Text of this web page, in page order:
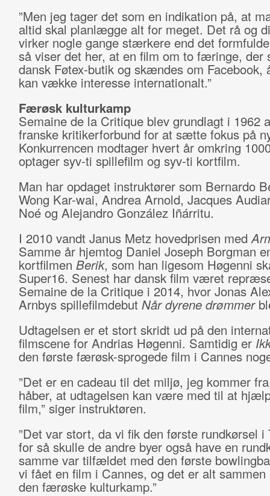
”Men jeg tager det som en indikation på, at
altid skal planlægge alt for meget. Det rå og
virker nogle gange stærkere end det
så viser det her, at en film om to færinge, der
dansk Føtex-butik og skændes om Facebook,
kan vække interesse internationalt.”
Færøsk kulturkamp
Semaine de la Critique blev grundlagt i 1962
franske kritikerforbund for at sætte fokus på
Konkurrencen modtager hvert år omkring
optager syv-ti spillefilm og syv-ti kortfilm.
Man har opdaget instruktører som Bernardo
Wong Kar-wai, Andrea Arnold, Jacques
Noé og Alejandro González Iñárritu.
I 2010 vandt Janus Metz hovedprisen med
Samme år hjemtog Daniel Joseph Borgman
kortfilmen Berik, som han ligesom Høgenni
Super16. Senest har dansk film været
Semaine de la Critique i 2014, hvor Jonas
Arnbys spillefilmdebut Når dyrene drømmer
Udtagelsen er et stort skridt ud på den
filmscene for Andrias Høgenni. Samtidig er
den første færøsk-sprogede film i Cannes
”Det er en cadeau til det miljø, jeg kommer
håber, at udtagelsen kan være med til at
film,” siger instruktøren.
”Det var stort, da vi fik den første rundkørsel i
for så skulle de andre byer også have en
samme var tilfældet med den første
vi fået en film i Cannes, og det er alt sammen
den færøske kulturkamp.”